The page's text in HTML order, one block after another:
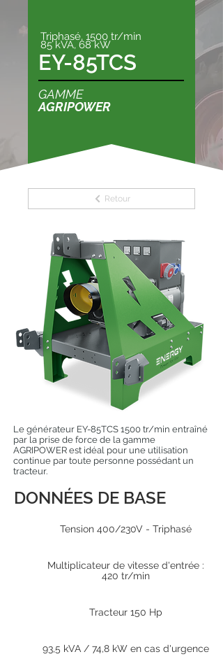
Triphasé, 1500 tr/min
85 kVA, 68 kW
EY-85TCS
GAMME
AGRIPOWER
Retour
Le générateur EY-85TCS 1500 tr/min entraîné
par la prise de force de la gamme
AGRIPOWER est idéal pour une utilisation
continue par toute personne possédant un
tracteur.
DONNÉES DE BASE
Tension 400/230V - Triphasé
Multiplicateur de vitesse d'entrée :
420 tr/min
Tracteur 150 Hp
93,5 kVA / 74,8 kW en cas d'urgence